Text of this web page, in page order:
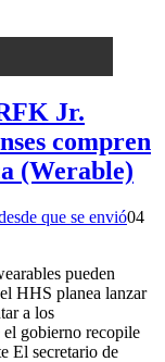
Jr.
compren
(Werable)
que se envió04
pueden
HHS planea lanzar
a los
el gobierno recopile
El secretario de